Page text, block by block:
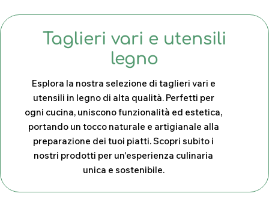
e
z
n
Taglieri vari e utensili
legno
Esplora la nostra selezione di taglieri vari e
utensili in legno di alta qualità. Perfetti per
ogni cucina, uniscono funzionalità ed estetica,
portando un tocco naturale e artigianale alla
preparazione dei tuoi piatti. Scopri subito i
nostri prodotti per un'esperienza culinaria
unica e sostenibile.